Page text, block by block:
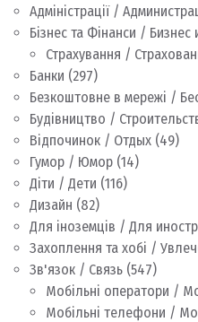
Адміністрації /
Бізнес та Фінанси /
Страхування /
Банки (297)
Безкоштовне в мережі /
Будівництво /
Відпочинок / Отдых (49)
Гумор / Юмор (14)
Діти / Дети (116)
Дизайн (82)
Для іноземців / Для
Захоплення та хобі /
Зв'язок / Связь (547)
Мобільні оператори /
Мобільні телефони /